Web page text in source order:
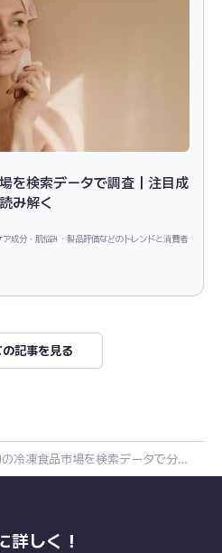
を検索データで調査｜注目成
み解く
成分・肌悩み・製品評価などのトレンドと消費者
の記事を見る
アメリカの冷凍食品市場を検索データで分析｜健康・簡便・ブランド戦略とは
詳しく！